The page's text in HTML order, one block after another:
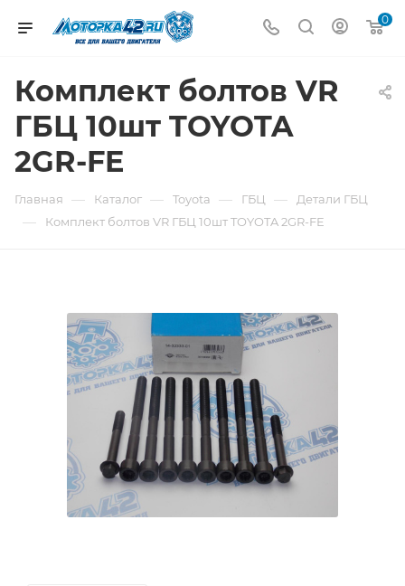
0
Комплект болтов VR
ГБЦ 10шт TOYOTA
2GR-FE
Главная — Каталог — Toyota — ГБЦ — Детали ГБЦ
— Комплект болтов VR ГБЦ 10шт TOYOTA 2GR-FE